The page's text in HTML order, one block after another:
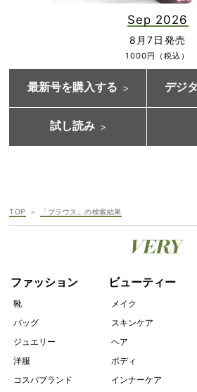
Sep 2026
8月7日発売
1000円（税込）
最新号を購入する デジ
試し読み
TOP 「ブラウス」の検索結果
ファッション
靴
バッグ
ジュエリー
洋服
コスパブランド
ビューティー
メイク
スキンケア
ヘア
ボディ
インナーケア